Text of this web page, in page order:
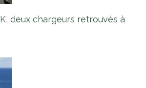
deux chargeurs retrouvés à